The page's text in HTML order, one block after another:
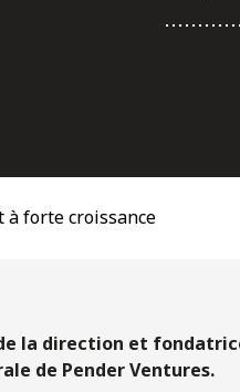
à forte croissance
la direction et
de Pender Ventures.